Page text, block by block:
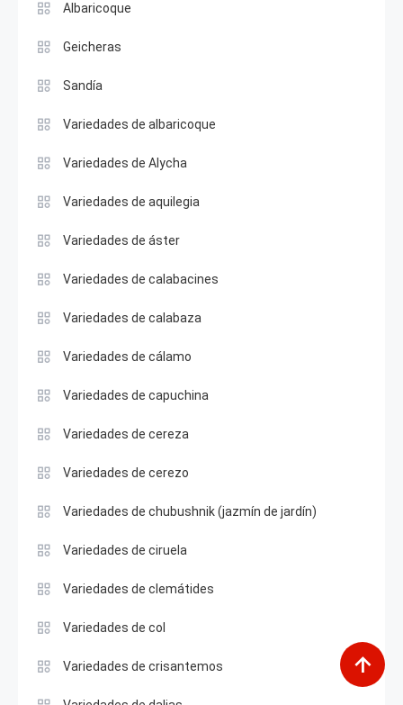
Albaricoque
Geicheras
Sandía
Variedades de albaricoque
Variedades de Alycha
Variedades de aquilegia
Variedades de áster
Variedades de calabacines
Variedades de calabaza
Variedades de cálamo
Variedades de capuchina
Variedades de cereza
Variedades de cerezo
Variedades de chubushnik (jazmín de jardín)
Variedades de ciruela
Variedades de clemátides
Variedades de col
Variedades de crisantemos